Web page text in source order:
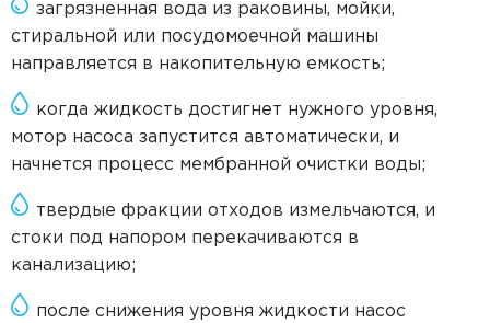
загрязненная вода из раковины, мойки,
стиральной или посудомоечной машины
направляется в накопительную емкость;
когда жидкость достигнет нужного уровня,
мотор насоса запустится автоматически, и
начнется процесс мембранной очистки воды;
твердые фракции отходов измельчаются, и
стоки под напором перекачиваются в
канализацию;
после снижения уровня жидкости насос